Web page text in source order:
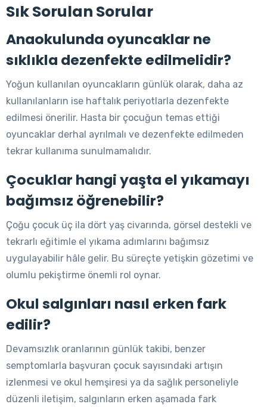
Sık Sorulan Sorular
Anaokulunda oyuncaklar ne
sıklıkla dezenfekte edilmelidir?
Yoğun kullanılan oyuncakların günlük olarak, daha az
kullanılanların ise haftalık periyotlarla dezenfekte
edilmesi önerilir. Hasta bir çocuğun temas ettiği
oyuncaklar derhal ayrılmalı ve dezenfekte edilmeden
tekrar kullanıma sunulmamalıdır.
Çocuklar hangi yaşta el yıkamayı
bağımsız öğrenebilir?
Çoğu çocuk üç ila dört yaş civarında, görsel destekli ve
tekrarlı eğitimle el yıkama adımlarını bağımsız
uygulayabilir hâle gelir. Bu süreçte yetişkin gözetimi ve
olumlu pekiştirme önemli rol oynar.
Okul salgınları nasıl erken fark
edilir?
Devamsızlık oranlarının günlük takibi, benzer
semptomlarla başvuran çocuk sayısındaki artışın
izlenmesi ve okul hemşiresi ya da sağlık personeliyle
düzenli iletişim, salgınların erken aşamada fark